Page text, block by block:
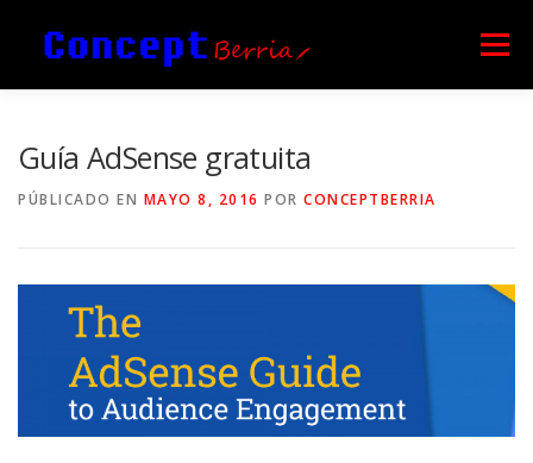
contenido
Menú
Guía AdSense gratuita
PÚBLICADO EN MAYO 8, 2016 POR CONCEPTBERRIA